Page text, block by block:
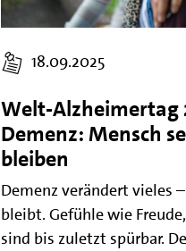
18.09.2025
Welt-Alzheimertag
Demenz: Mensch
bleiben
Demenz verändert vieles
bleibt. Gefühle wie
sind bis zuletzt spürbar.